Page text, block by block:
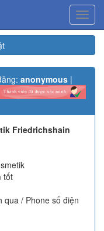
anonymous |
Friedrichshain
tốt
qua / Phone số điện